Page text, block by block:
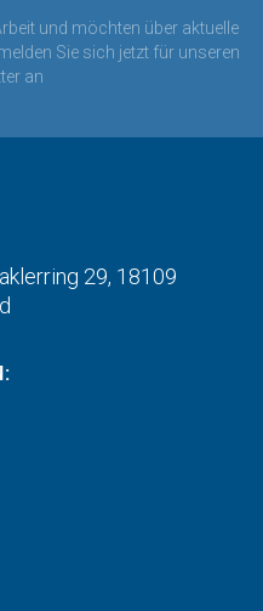
und möchten über aktuelle
Sie sich jetzt für unseren
an
29, 18109